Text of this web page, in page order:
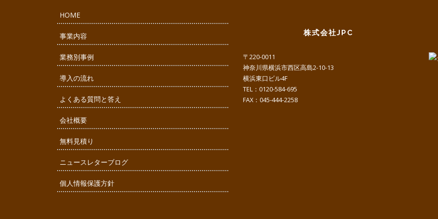
HOME
事業内容
業務別事例
導入の流れ
よくある質問と答え
会社概要
無料見積り
ニュースレターブログ
個人情報保護方針
株式会社JPC
〒220-0011
神奈川県横浜市西区高島2-10-13
横浜東口ビル4F
TEL：0120-584-695
FAX：045-444-2258